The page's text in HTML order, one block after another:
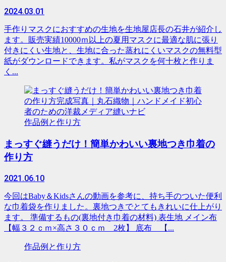
2024.03.01
手作りマスクにおすすめの生地を生地屋店長の石井が紹介し
ます。販売実績10000ｍ以上の夏用マスクに最適な肌に張り
付きにくい生地と、生地に合った蒸れにくいマスクの無料型
紙がダウンロードできます。私がマスクを何十枚と作りま
く...
作品例と作り方
まっすぐ縫うだけ！簡単かわいい裏地つき巾着の
作り方
2021.06.10
今回はBaby＆Kidsさんの動画を参考に、持ち手のついた便利
な巾着袋を作りました。裏地つきでとてもきれいに仕上がり
ます。 準備するもの(裏地付き巾着の材料) 表生地 メイン布
【幅３２ｃｍ×高さ３０ｃｍ 2枚】 底布 【...
作品例と作り方